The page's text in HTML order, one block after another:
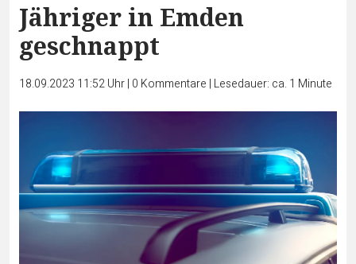
Jähriger in Emden
geschnappt
18.09.2023 11:52 Uhr| 0 Kommentare | Lesedauer: ca. 1 Minute